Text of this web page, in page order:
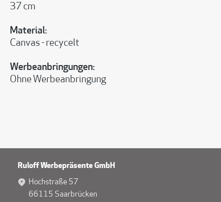
37 cm
Material:
Canvas - recycelt
Werbeanbringungen:
Ohne Werbeanbringung
Ruloff Werbepräsente GmbH
Hochstraße 57
66115 Saarbrücken